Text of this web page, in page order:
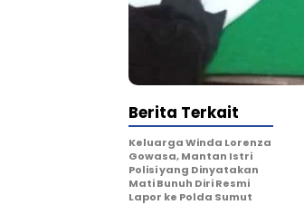
Berita Terkait
Keluarga Winda Lorenza
Gowasa, Mantan Istri
Polisi yang Dinyatakan
Mati Bunuh Diri Resmi
Lapor ke Polda Sumut